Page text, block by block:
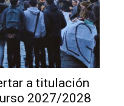
a titulación
2027/2028